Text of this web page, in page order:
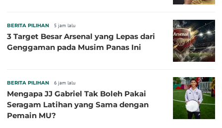
BERITA PILIHAN 5 jam lalu
3 Target Besar Arsenal yang Lepas dari
Genggaman pada Musim Panas Ini
BERITA PILIHAN 6 jam lalu
Mengapa JJ Gabriel Tak Boleh Pakai
Seragam Latihan yang Sama dengan
Pemain MU?